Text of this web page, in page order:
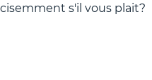
s'il vous plait?